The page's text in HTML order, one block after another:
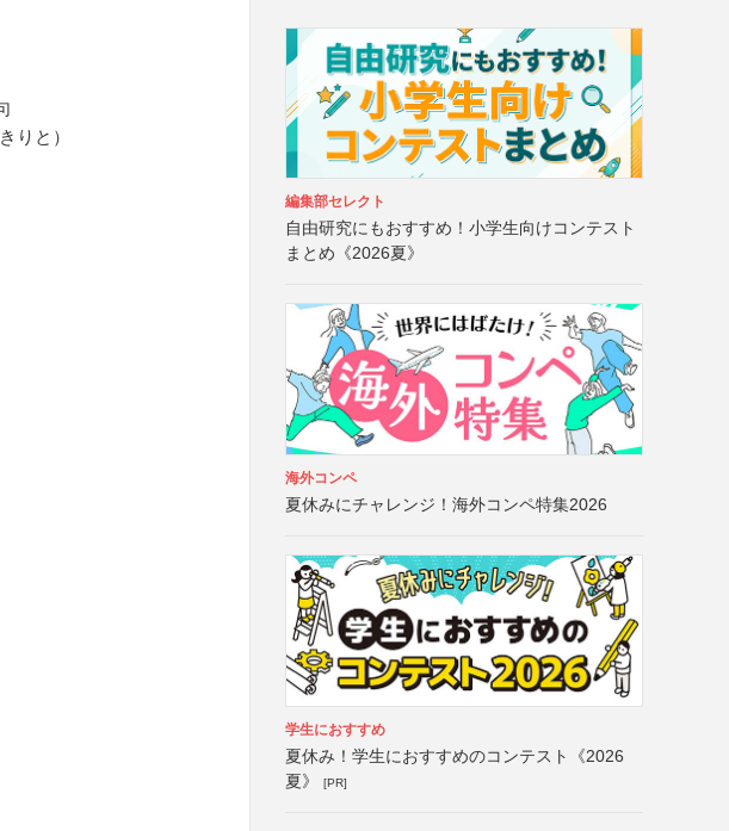
りと）
編集部セレクト
自由研究にもおすすめ！小学生向けコンテスト
まとめ《2026夏》
海外コンペ
夏休みにチャレンジ！海外コンペ特集2026
学生におすすめ
夏休み！学生におすすめのコンテスト《2026
夏》
[PR]